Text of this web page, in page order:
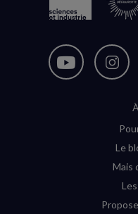
Nous
Nous
Le
Mais